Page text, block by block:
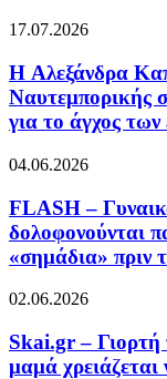
17.07.2026
H Αλεξάνδρα
Ναυτεμπορικής
για το άγχος
04.06.2026
FLASH –
δολοφονούνται
«σημάδια» πριν
02.06.2026
Skai.gr – Γιορτή
μαμά